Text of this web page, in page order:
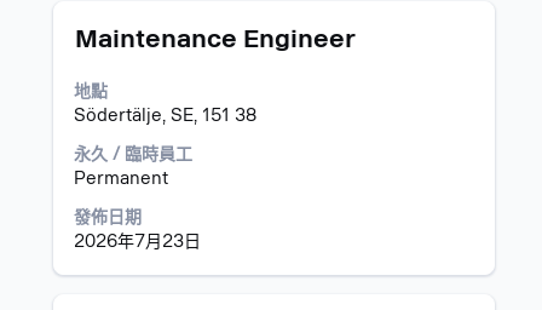
的
完
整
內
容。
標
Maintenance Engineer
地點
Södertälje, SE, 151 38
永久 / 臨時員工
Permanent
發佈日期
2026年7月23日
選
空
格
以
檢
工
作
資